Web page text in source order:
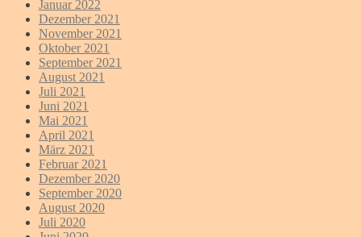
Januar 2022
Dezember 2021
November 2021
Oktober 2021
September 2021
August 2021
Juli 2021
Juni 2021
Mai 2021
April 2021
März 2021
Februar 2021
Dezember 2020
September 2020
August 2020
Juli 2020